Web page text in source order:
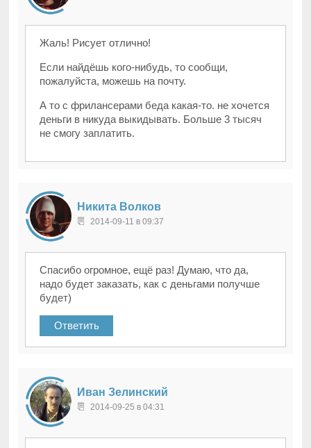
Жаль! Рисует отлично!
Если найдёшь кого-нибудь, то сообщи,
пожалуйста, можешь на почту.
А то с фрилансерами беда какая-то. не хочется
деньги в никуда выкидывать. Больше 3 тысяч
не смогу заплатить.
Никита Волков
2014-09-11 в 09:37
Спасибо огромное, ещё раз! Думаю, что да,
надо будет заказать, как с деньгами получше
будет)
Ответить
Иван Зелинский
2014-09-25 в 04:31